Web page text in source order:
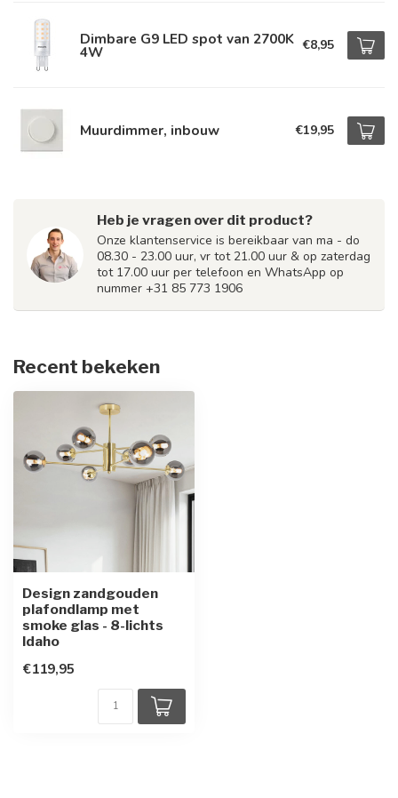
Dimbare G9 LED spot van 2700K
4W €8,95
Muurdimmer, inbouw €19,95
Heb je vragen over dit product?
Onze klantenservice is bereikbaar van ma - do
08.30 - 23.00 uur, vr tot 21.00 uur & op zaterdag
tot 17.00 uur per telefoon en WhatsApp op
nummer +31 85 773 1906
Recent bekeken
Design zandgouden
plafondlamp met
smoke glas - 8-lichts
Idaho
€119,95